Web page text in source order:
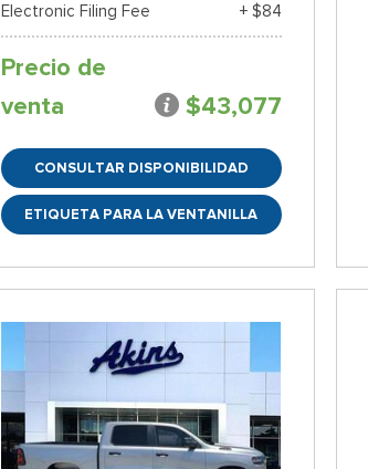
Electronic Filing Fee
+ $84
Precio de
venta
$43,077
CONSULTAR DISPONIBILIDAD
ETIQUETA PARA LA VENTANILLA